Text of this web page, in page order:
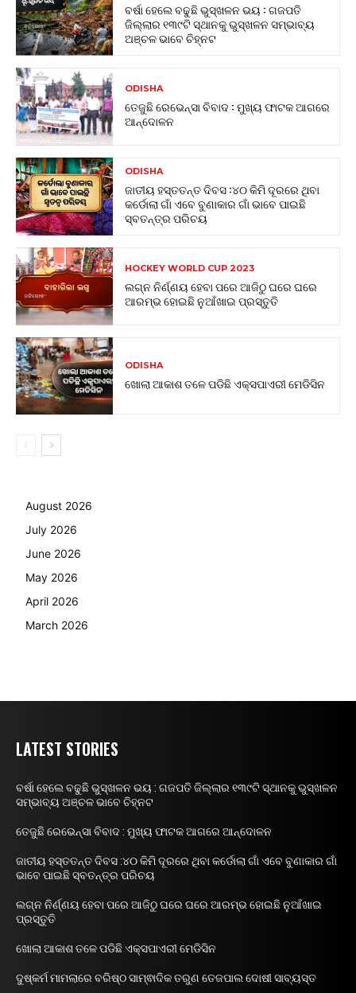
ବର୍ଷା ହେଲେ ବଢୁଛି ଭୁସ୍ଖଳନ ଭୟ : ଗଜପତି
ଜିଲ୍ଲାର ୧୩୯ଟି ସ୍ଥାନକୁ ଭୁସ୍ଖଳନ ସମ୍ଭାବ୍ୟ
ଅଞ୍ଚଳ ଭାବେ ଚିହ୍ନଟ
ODISHA
ତେଜୁଛି ରେଭେନ୍ସା ବିବାଦ : ମୁଖ୍ୟ ଫାଟକ ଆଗରେ
ଆନ୍ଦୋଳନ
ODISHA
ଜାତୀୟ ହସ୍ତତନ୍ତ ଦିବସ :୪୦ କିମି ଦୂରରେ ଥିବା
କର୍ଡୋଲା ଗାଁ ଏବେ ବୁଣାକାର ଗାଁ ଭାବେ ପାଇଛି
ସ୍ବତନ୍ତ୍ର ପରିଚୟ
HOCKEY WORLD CUP 2023
ଲଗ୍ନ ନିର୍ଣ୍ଣୟ ହେବା ପରେ ଆଜିଠୁ ଘରେ ଘରେ
ଆରମ୍ଭ ହୋଇଛି ନୁଆଁଖାଇ ପ୍ରସ୍ତୁତି
ODISHA
ଖୋଲା ଆକାଶ ତଳେ ପଡିଛି ଏକ୍ସପାଏରୀ ମେଡିସିନ
August 2026
July 2026
June 2026
May 2026
April 2026
March 2026
LATEST STORIES
ବର୍ଷା ହେଲେ ବଢୁଛି ଭୁସ୍ଖଳନ ଭୟ : ଗଜପତି ଜିଲ୍ଲାର ୧୩୯ଟି ସ୍ଥାନକୁ ଭୁସ୍ଖଳନ
ସମ୍ଭାବ୍ୟ ଅଞ୍ଚଳ ଭାବେ ଚିହ୍ନଟ
ତେଜୁଛି ରେଭେନ୍ସା ବିବାଦ : ମୁଖ୍ୟ ଫାଟକ ଆଗରେ ଆନ୍ଦୋଳନ
ଜାତୀୟ ହସ୍ତତନ୍ତ ଦିବସ :୪୦ କିମି ଦୂରରେ ଥିବା କର୍ଡୋଲା ଗାଁ ଏବେ ବୁଣାକାର ଗାଁ
ଭାବେ ପାଇଛି ସ୍ବତନ୍ତ୍ର ପରିଚୟ
ଲଗ୍ନ ନିର୍ଣ୍ଣୟ ହେବା ପରେ ଆଜିଠୁ ଘରେ ଘରେ ଆରମ୍ଭ ହୋଇଛି ନୁଆଁଖାଇ
ପ୍ରସ୍ତୁତି
ଖୋଲା ଆକାଶ ତଳେ ପଡିଛି ଏକ୍ସପାଏରୀ ମେଡିସିନ
ଦୁଷ୍କର୍ମ ମାମଲାରେ ବରିଷ୍ଠ ସାମ୍ଵାଦିକ ତରୁଣ ତେଜପାଲ ଦୋଷୀ ସାବ୍ୟସ୍ତ